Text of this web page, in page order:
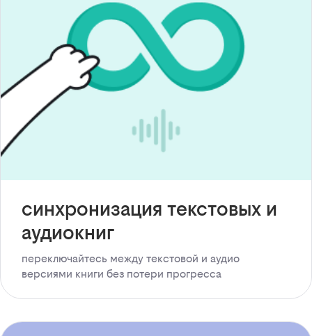
синхронизация текстовых и
аудиокниг
переключайтесь между текстовой и аудио
версиями книги без потери прогресса